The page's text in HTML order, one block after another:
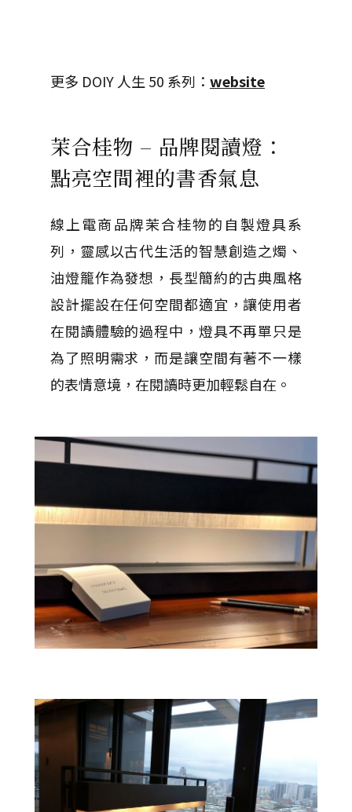
更多 DOIY 人生 50 系列： website
茉合桂物 – 品牌閱讀燈：
點亮空間裡的書香氣息
線上電商品牌茉合桂物的自製燈具系
列，靈感以古代生活的智慧創造之燭、
油燈籠作為發想，長型簡約的古典風格
設計擺設在任何空間都適宜，讓使用者
在閱讀體驗的過程中，燈具不再單只是
為了照明需求，而是讓空間有著不一樣
的表情意境，在閱讀時更加輕鬆自在。